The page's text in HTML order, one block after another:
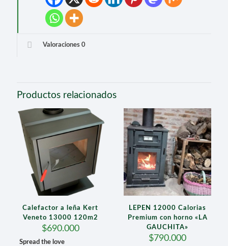
Valoraciones 0
Productos relacionados
Calefactor a leña Kert
Veneto 13000 120m2
$690.000
Spread the love
LEPEN 12000 Calorias
Premium con horno «LA
GAUCHITA»
$790.000